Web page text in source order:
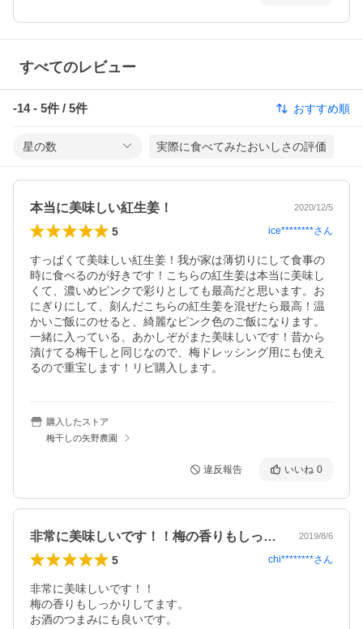
すべてのレビュー
-14- 5件 / 5件 おすすめ順
星の数 実際に食べてみたおいしさの評価
本当に美味しい紅生姜！ 2020/12/5
5 ice********さん
すっぱくて美味しい紅生姜！我が家は薄切りにして食事の
時に食べるのが好きです！こちらの紅生姜は本当に美味し
くて、濃いめピンクで彩りとしても最高だと思います。お
にぎりにして、刻んだこちらの紅生姜を混ぜたら最高！温
かいご飯にのせると、綺麗なピンク色のご飯になります。
一緒に入っている、あかしぞがまた美味しいです！昔から
漬けてる梅干しと同じなので、梅ドレッシング用にも使え
るので重宝します！リピ購入します。
購入したストア
梅干しの矢野農園
違反報告 いいね 0
非常に美味しいです！！梅の香りもしっか… 2019/8/6
5 chi********さん
非常に美味しいです！！
梅の香りもしっかりしてます。
お酒のつまみにも良いです。